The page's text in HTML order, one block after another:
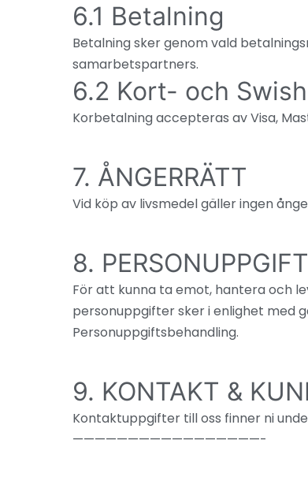
6.1 Betalning
Betalning sker genom vald
samarbetspartners.
6.2 Kort- och
Korbetalning accepteras av Visa,
7. ÅNGERRÄTT
Vid köp av livsmedel gäller ingen
8.
För att kunna ta emot, hantera och
personuppgifter sker i enlighet med
Personuppgiftsbehandling.
9. KONTAKT &
Kontaktuppgifter till oss finner ni
—————————————————-